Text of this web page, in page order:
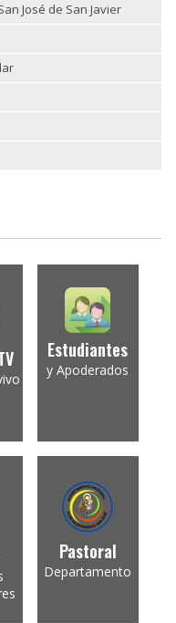
José de San Javier
Estudiantes
y Apoderados
Pastoral
Departamento